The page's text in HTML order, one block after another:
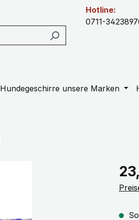
Hotline:
0711-
Hundegeschirre unsere Marken